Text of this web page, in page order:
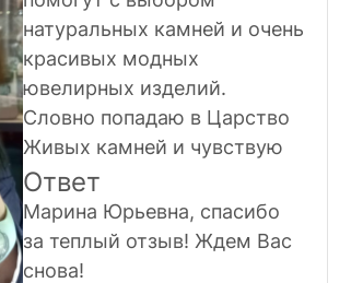
натуральных камней и очень
красивых модных
ювелирных изделий.
Словно попадаю в Царство
Живых камней и чувствую
себя в этих украшениях
Хозяйкой Медной горы.
Спасибо Вам за то, что Вы
есть и даёте ощущение
Ответ
Марина Юрьевна, спасибо
за теплый отзыв! Ждем Вас
снова!